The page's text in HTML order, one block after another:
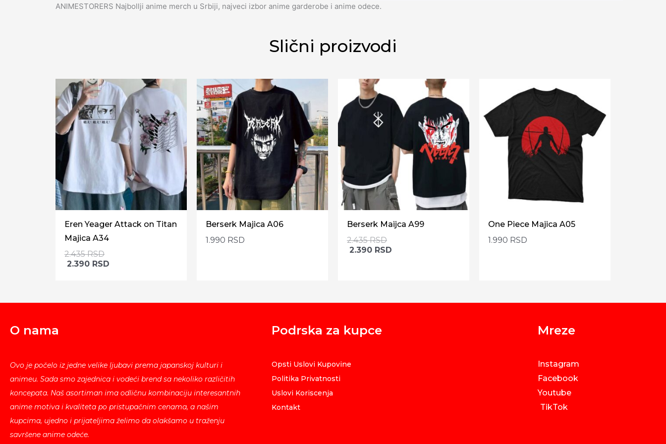
ANIMESTORERS Najbollji anime merch u Srbiji, najveci izbor anime garderobe i anime odece.
Slični proizvodi
Eren Yeager Attack on Titan
Majica A34
2.435RSD
2.390 RSD
Berserk Majica A06
1.990 RSD
Berserk Maijca A99
2.435RSD
2.390 RSD
One Piece Majica A05
1.990 RSD
O nama
Ovo je počelo iz jedne velike ljubavi prema japanskoj kulturi i
animeu. Sada smo zajednica i vodeći brend sa nekoliko različitih
koncepata. Naš asortiman ima odličnu kombinaciju interesantnih
anime motiva i kvaliteta po pristupačnim cenama, a našim
kupcima, ujedno i prijateljima želimo da olakšamo u traženju
savršene anime odeće.
Podrska za kupce
Opsti Uslovi Kupovine
Politika Privatnosti
Uslovi Koriscenja
Kontakt
Mreze
Instagram
Facebook
Youtube
TikTok